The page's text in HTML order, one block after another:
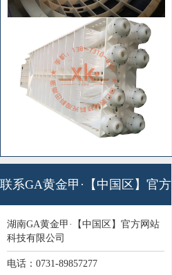
联系GA黄金甲·【中国区】官方
网站
湖南GA黄金甲·【中国区】官方网站 
科技有限公司
电话：0731-89857277